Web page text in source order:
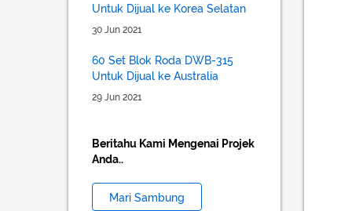
Untuk Dijual ke Korea Selatan
30 Jun 2021
60 Set Blok Roda DWB-315
Untuk Dijual ke Australia
29 Jun 2021
Beritahu Kami Mengenai Projek
Anda..
Mari Sambung